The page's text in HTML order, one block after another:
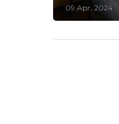
09 Apr, 2024